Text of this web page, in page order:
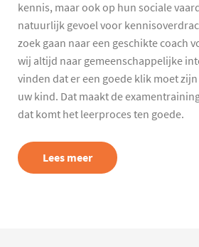
kennis, maar ook op hun sociale
natuurlijk gevoel voor
zoek gaan naar een geschikte coach
wij altijd naar gemeenschappelijke
vinden dat er een goede klik moet
uw kind. Dat maakt de
dat komt het leerproces ten goede.
Lees meer